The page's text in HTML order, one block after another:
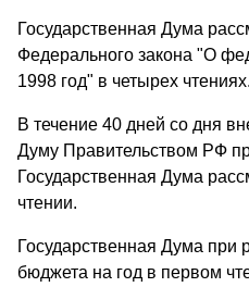
Государственная Дума
Федерального закона "О
1998 год" в четырех чтениях.
В течение 40 дней со дня
Думу Правительством РФ
Государственная Дума
чтении.
Государственная Дума при
бюджета на год в первом